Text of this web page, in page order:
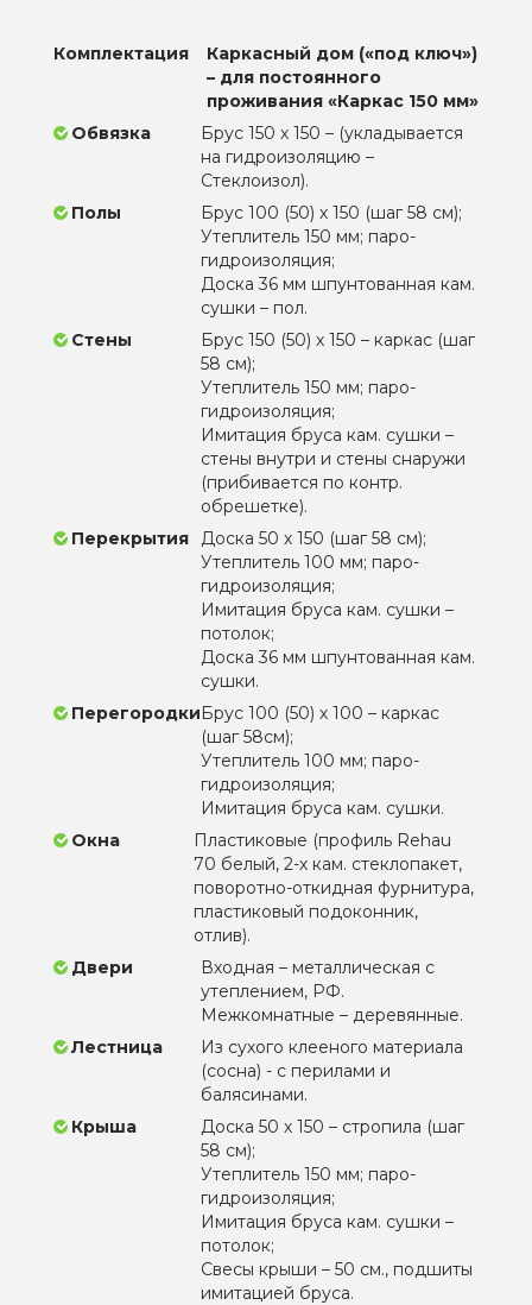
Комплектация
Каркасный дом («под ключ»)
– для постоянного
проживания «Каркас 150 мм»
Обвязка
Брус 150 х 150 – (укладывается
на гидроизоляцию –
Стеклоизол).
Полы
Брус 100 (50) х 150 (шаг 58 см);
Утеплитель 150 мм; паро-
гидроизоляция;
Доска 36 мм шпунтованная кам.
сушки – пол.
Стены
Брус 150 (50) х 150 – каркас (шаг
58 см);
Утеплитель 150 мм; паро-
гидроизоляция;
Имитация бруса кам. сушки –
стены внутри и стены снаружи
(прибивается по контр.
обрешетке).
Перекрытия
Доска 50 х 150 (шаг 58 см);
Утеплитель 100 мм; паро-
гидроизоляция;
Имитация бруса кам. сушки –
потолок;
Доска 36 мм шпунтованная кам.
сушки.
ПерегородкиБрус 100 (50) х 100 – каркас
(шаг 58см);
Утеплитель 100 мм; паро-
гидроизоляция;
Имитация бруса кам. сушки.
Окна
Пластиковые (профиль Rehau
70 белый, 2-х кам. стеклопакет,
поворотно-откидная фурнитура,
пластиковый подоконник,
отлив).
Двери
Входная – металлическая с
утеплением, РФ.
Межкомнатные – деревянные.
Лестница
Из сухого клееного материала
(сосна) - с перилами и
балясинами.
Крыша
Доска 50 х 150 – стропила (шаг
58 см);
Утеплитель 150 мм; паро-
гидроизоляция;
Имитация бруса кам. сушки –
потолок;
Свесы крыши – 50 см., подшиты
имитацией бруса.